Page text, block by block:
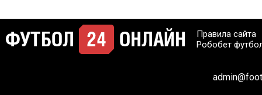
Правила сайта
Робобет